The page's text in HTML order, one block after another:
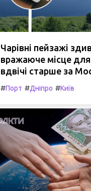
Чарівні пейзажі
вражаюче місце для
вдвічі старше за
#Порт #Дніпро #Київ